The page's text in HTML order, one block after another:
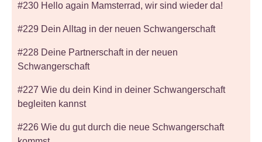
#230 Hello again Mamsterrad, wir sind wieder da!
#229 Dein Alltag in der neuen Schwangerschaft
#228 Deine Partnerschaft in der neuen
Schwangerschaft
#227 Wie du dein Kind in deiner Schwangerschaft
begleiten kannst
#226 Wie du gut durch die neue Schwangerschaft